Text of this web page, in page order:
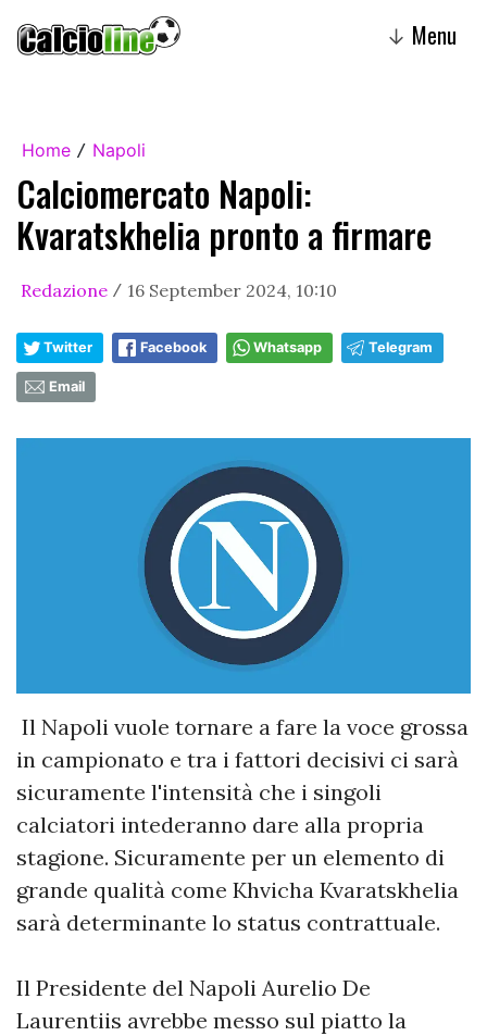
↓ Menu
Home / Napoli
Calciomercato Napoli:
Kvaratskhelia pronto a firmare
Redazione / 16 September 2024, 10:10
Twitter Facebook Whatsapp Telegram
Email
Il Napoli vuole tornare a fare la voce grossa
in campionato e tra i fattori decisivi ci sarà
sicuramente l'intensità che i singoli
calciatori intederanno dare alla propria
stagione. Sicuramente per un elemento di
grande qualità come Khvicha Kvaratskhelia
sarà determinante lo status contrattuale.
Il Presidente del Napoli Aurelio De
Laurentiis avrebbe messo sul piatto la